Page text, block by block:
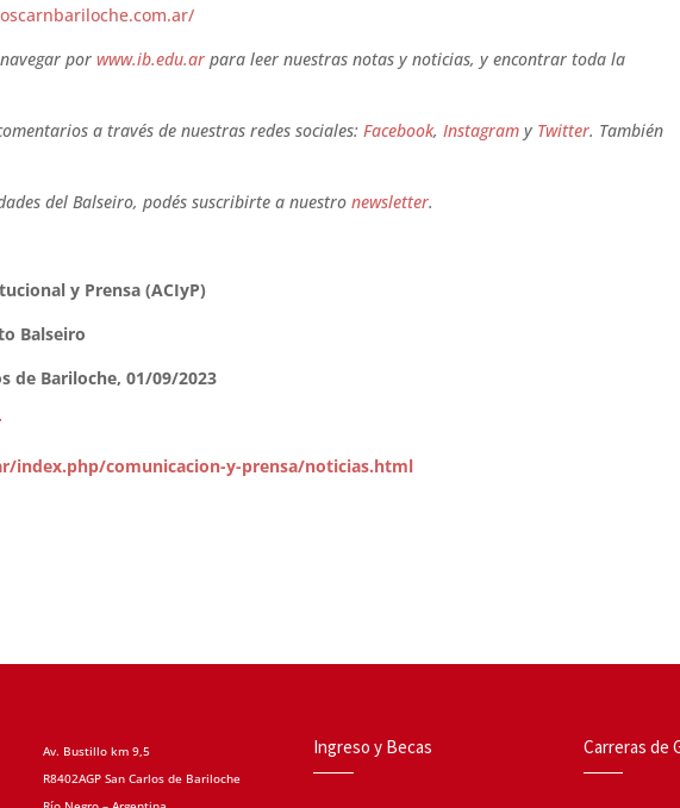
navegar porwww.ib.edu.ar para leer nuestras notas y noticias, y encontrar toda la
a través de nuestras redes sociales:Facebook,Instagram y Twitter. También
del Balseiro, podés suscribirte a nuestronewsletter.
y Prensa (ACIyP)
Balseiro
de Bariloche, 01/09/2023
index.php/comunicacion-y-prensa/noticias.html
Av. Bustillo km 9,5
R8402AGP San Carlos de Bariloche
Ingreso y Becas Carreras de